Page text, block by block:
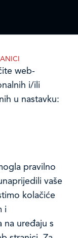
pravilno
vaše
kolačiće
i
na uređaju s
web-
i/ili
u nastavku:
osnovne
web-
funkcionirati,